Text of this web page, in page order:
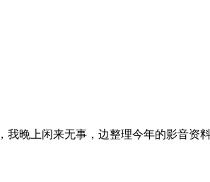
晚上闲来无事，边整理今年的影音资